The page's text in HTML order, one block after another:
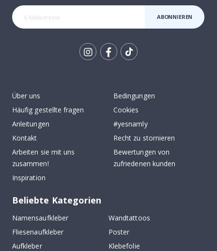
ABONNIEREN
Über uns
Häufig gestellte fragen
Anleitungen
Kontakt
Arbeiten sie mit uns
zusammen!
Inspiration
Bedingungen
Cookies
#yesnamly
Recht zu stornieren
Bewertungen von
zufriedenen kunden
Beliebte Kategorien
Namensaufkleber
Wandtattoos
Fliesenaufkleber
Poster
Aufkleber
Klebefolie